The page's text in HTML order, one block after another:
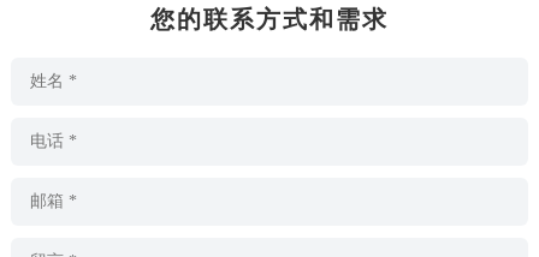
您的联系方式和需求